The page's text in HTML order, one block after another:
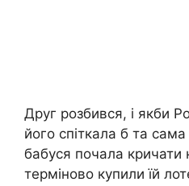
Друг розбився, і якби
його спіткала б та
бабуся почала кричати
терміново купили їй